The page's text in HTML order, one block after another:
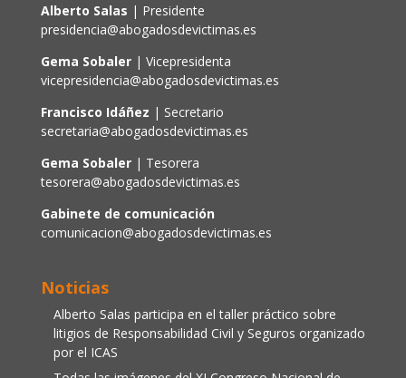
Alberto Salas | Presidente
presidencia@abogadosdevictimas.es
Gema Sobaler | Vicepresidenta
vicepresidencia@abogadosdevictimas.es
Francisco Idáñez | Secretario
secretaria@abogadosdevictimas.es
Gema Sobaler| Tesorera
tesorera@abogadosdevictimas.es
Gabinete de comunicación
comunicacion@abogadosdevictimas.es
Noticias
Alberto Salas participa en el taller práctico sobre
litigios de Responsabilidad Civil y Seguros organizado
por el ICAS